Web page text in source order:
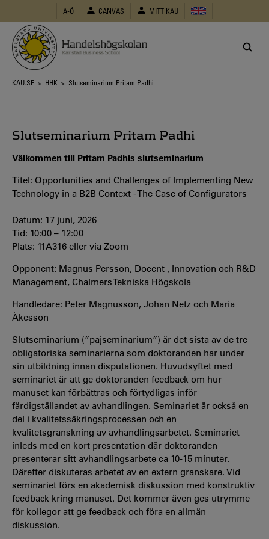
huvudinnehåll
A-Ö CANVAS MITT KAU
Länkstig
KAU.SE > HHK > Slutseminarium Pritam Padhi
Slutseminarium Pritam Padhi
Välkommen till Pritam Padhis slutseminarium
Titel: Opportunities and Challenges of Implementing New
Technology in a B2B Context - The Case of Configurators
Datum: 17 juni, 2026
Tid: 10:00 – 12:00
Plats: 11A316 eller via Zoom
Opponent: Magnus Persson, Docent , Innovation och R&D
Management, Chalmers Tekniska Högskola
Handledare: Peter Magnusson, Johan Netz och Maria
Åkesson
Slutseminarium (”pajseminarium”) är det sista av de tre
obligatoriska seminarierna som doktoranden har under
sin utbildning innan disputationen. Huvudsyftet med
seminariet är att ge doktoranden feedback om hur
manuset kan förbättras och förtydligas inför
färdigställandet av avhandlingen. Seminariet är också en
del i kvalitetssäkringsprocessen och en
kvalitetsgranskning av avhandlingsarbetet. Seminariet
inleds med en kort presentation där doktoranden
presenterar sitt avhandlingsarbete ca 10-15 minuter.
Därefter diskuteras arbetet av en extern granskare. Vid
seminariet förs en akademisk diskussion med konstruktiv
feedback kring manuset. Det kommer även ges utrymme
för kollegor att ge feedback och föra en allmän
diskussion.